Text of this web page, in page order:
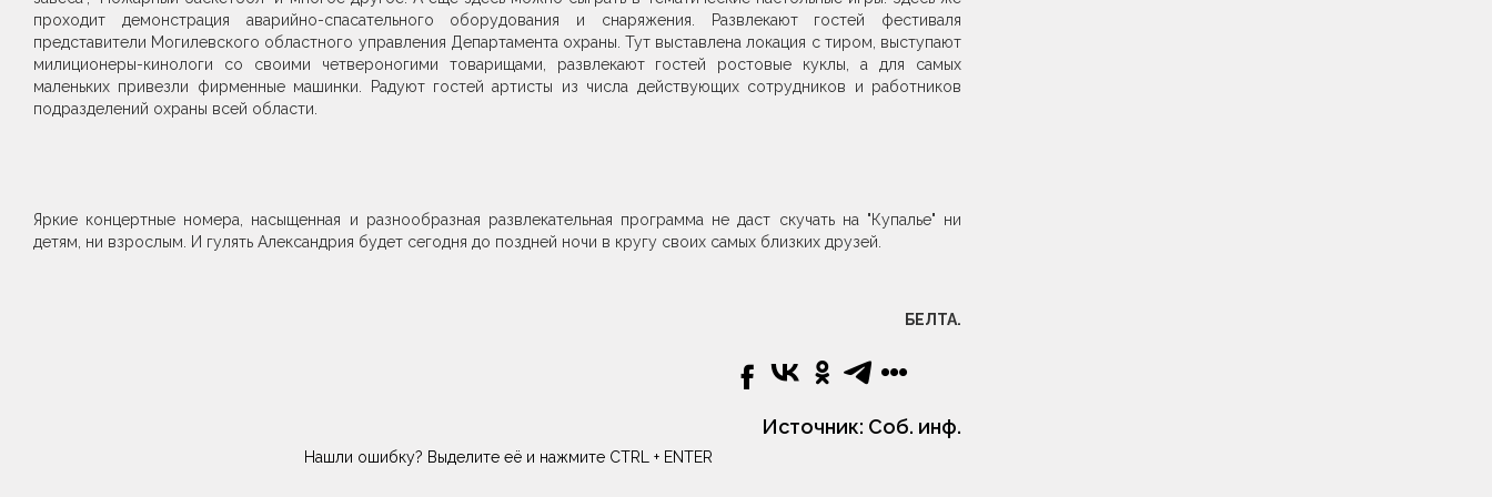
проходит демонстрация аварийно-спасательного оборудования и снаряжения. Развлекают гостей фестиваля
представители Могилевского областного управления Департамента охраны. Тут выставлена локация с тиром, выступают
милиционеры-кинологи со своими четвероногими товарищами, развлекают гостей ростовые куклы, а для самых
маленьких привезли фирменные машинки. Радуют гостей артисты из числа действующих сотрудников и работников
подразделений охраны всей области.
Яркие концертные номера, насыщенная и разнообразная развлекательная программа не даст скучать на "Купалье" ни
детям, ни взрослым. И гулять Александрия будет сегодня до поздней ночи в кругу своих самых близких друзей.
БЕЛТА.
Источник: Соб. инф.
Нашли ошибку? Выделите её и нажмите CTRL + ENTER